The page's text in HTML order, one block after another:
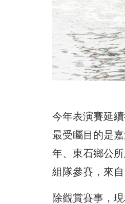
今年表演賽延
最受矚目的是
年、東石鄉公
組隊參賽，來
除觀賞賽事，